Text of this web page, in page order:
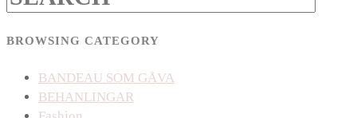
BROWSING CATEGORY
BANDEAU SOM GÅVA
BEHANLINGAR